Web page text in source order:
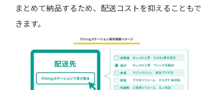
まとめて納品するため、配送コストを抑えることもで
きます。